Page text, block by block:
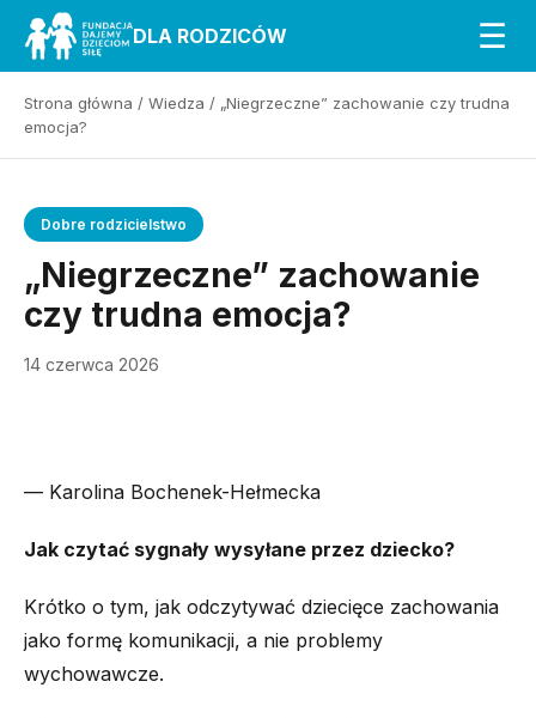
DLA RODZICÓW ☰
Strona główna / Wiedza / „Niegrzeczne” zachowanie czy trudna
emocja?
Dobre rodzicielstwo
„Niegrzeczne” zachowanie
czy trudna emocja?
14 czerwca 2026
— Karolina Bochenek-Hełmecka
Jak czytać sygnały wysyłane przez dziecko?
Krótko o tym, jak odczytywać dziecięce zachowania
jako formę komunikacji, a nie problemy
wychowawcze.